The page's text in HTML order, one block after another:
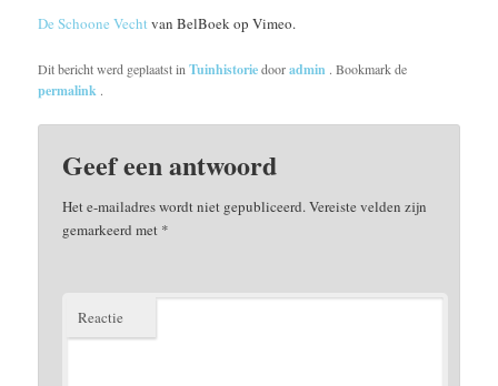
De Schoone Vechtvan BelBoek op Vimeo.
Dit bericht werd geplaatst inTuinhistoriedooradmin . Bookmark de
permalink .
Geef een antwoord
Het e-mailadres wordt niet gepubliceerd.Vereiste velden zijn
gemarkeerd met *
Reactie